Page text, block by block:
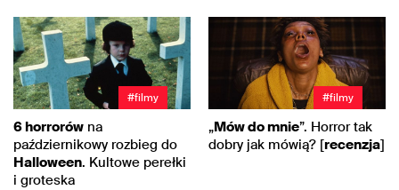
#filmy
6 horrorów na
październikowy rozbieg do
Halloween. Kultowe perełki
i groteska
#filmy
„Mów do mnie”. Horror tak
dobry jak mówią? [recenzja]